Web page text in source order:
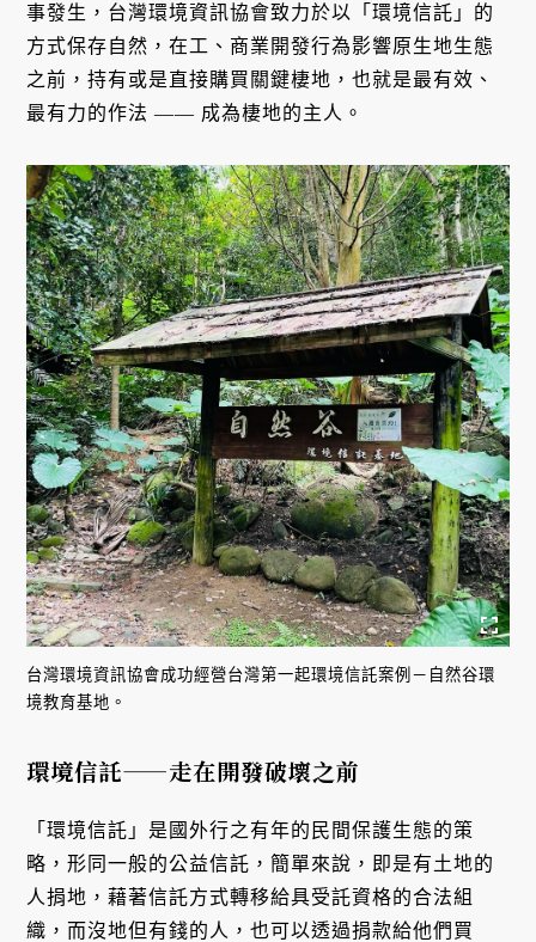
事發生，台灣環境資訊協會致力於以「環境信託」的
方式保存自然，在工、商業開發行為影響原生地生態
之前，持有或是直接購買關鍵棲地，也就是最有效、
最有力的作法 —— 成為棲地的主人。
台灣環境資訊協會成功經營台灣第一起環境信託案例－自然谷環
境教育基地。
環境信託——走在開發破壞之前
「環境信託」是國外行之有年的民間保護生態的策
略，形同一般的公益信託，簡單來說，即是有土地的
人捐地，藉著信託方式轉移給具受託資格的合法組
織，而沒地但有錢的人，也可以透過捐款給他們買